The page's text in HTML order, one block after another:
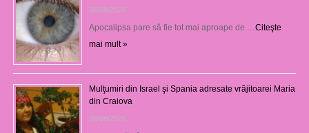
08/08/2026
Apocalipsa pare să fie tot mai aproape de … Citeşte
mai mult »
Mulţumiri din Israel şi Spania adresate vrăjitoarei Maria
din Craiova
08/08/2026